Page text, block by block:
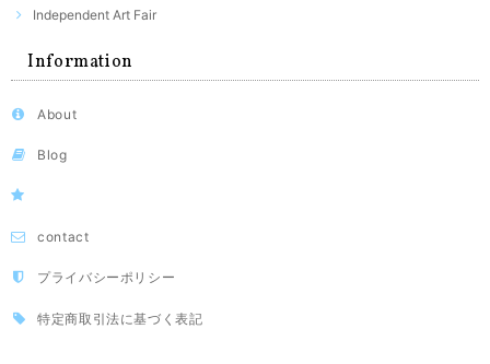
Independent Art Fair
Information
About
Blog
contact
プライバシーポリシー
特定商取引法に基づく表記